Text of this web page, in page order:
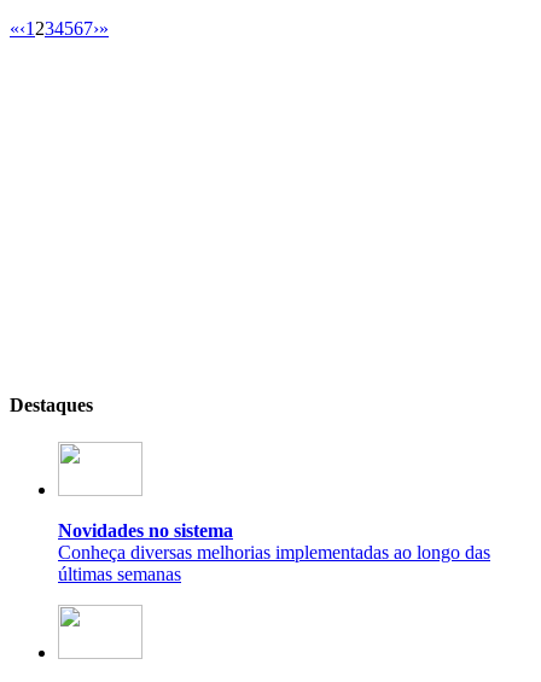
«‹1234567›»
Destaques
Novidades no sistema
Conheça diversas melhorias implementadas ao longo das
últimas semanas